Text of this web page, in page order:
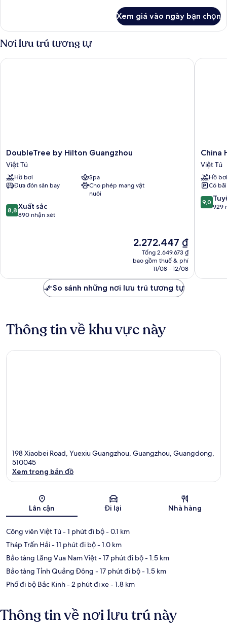
With
Kitchen
And
Washer-
King
Deluxe
Suite
View
Xem giá vào ngày bạn chọn
Nơi lưu trú tương tự
DoubleTree
by
Hilton
Guangzhou
Việt
DoubleTree by Hilton Guangzhou
Việt Tú
Hồ bơi
Spa
Đưa đón sân bay
Cho phép mang vật
nuôi
8.8
trên
8,8 Xuất sắc
890 nhận xét
Giá
hiện
tại
2.272.447 ₫
2.272.447 ₫
Tổng 2.649.673 ₫
bao gồm thuế & phí
11/08 - 12/08
DoubleTree by Hilton Guangzhou
China
Hotel
Việt
Tú
China
Việt Tú
Hồ bơi
Có
9.0
trên
9,0
929
China
So sánh những nơi lưu trú tương tự
Thông tin về khu vực này
198 Xiaobei Road, Yuexiu Guangzhou, Guangzhou, Guangdong,
510045
Xem trong bản đồ
Lân cận Đi lại Nhà hàng
Công viên Việt Tú- 1 phút đi bộ- 0.1 km
Tháp Trấn Hải- 11 phút đi bộ- 1.0 km
Bảo tàng Lăng Vua Nam Việt- 17 phút đi bộ- 1.5 km
Bảo tàng Tỉnh Quảng Đông - 17 phút đi bộ- 1.5 km
Phố đi bộ Bắc Kinh- 2 phút đi xe- 1.8 km
Thông tin về nơi lưu trú này